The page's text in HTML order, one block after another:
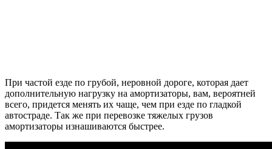
При частой езде по грубой, неровной дороге, которая дает
дополнительную нагрузку на амортизаторы, вам, вероятней
всего, придется менять их чаще, чем при езде по гладкой
автостраде. Так же при перевозке тяжелых грузов
амортизаторы изнашиваются быстрее.